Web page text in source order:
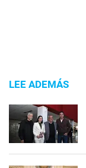
LEE ADEMÁS